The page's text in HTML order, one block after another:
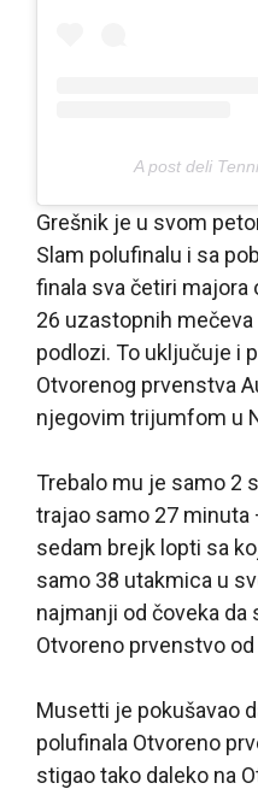
A post deli
Grešnik je u svom
Slam polufinalu i sa
finala sva četiri majora
26 uzastopnih
podlozi. To uključuje i
Otvorenog prvenstva
njegovim trijumfom u
Trebalo mu je samo 2
trajao samo 27 minuta
sedam brejk lopti sa
samo 38 utakmica u
najmanji od čoveka da
Otvoreno prvenstvo od
Musetti je pokušavao
polufinala Otvoreno
stigao tako daleko na